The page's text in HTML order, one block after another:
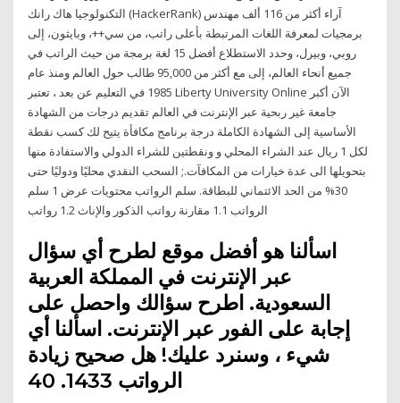
التكنولوجيا هاك رانك (HackerRank) آراء أكثر من 116 ألف مهندس
برمجيات لمعرفة اللغات المرتبطة بأعلى راتب، من سي++، وبايثون، إلى
روبي، وبيرل، وحدد الاستطلاع أفضل 15 لغة برمجة من حيث الراتب في
جميع أنحاء العالم، إلى مع أكثر من 95,000 طالب حول العالم ومنذ عام
1985 في التعليم عن بعد ، تعتبر Liberty University Online الآن أكبر
جامعة غير ربحية عبر الإنترنت في العالم تقديم درجات من الشهادة
الأساسية إلى الشهادة الكاملة درجة برنامج مكافأة يتيح لك كسب نقطة
لكل 1 ريال عند الشراء المحلي و ونقطتين للشراء الدولي والاستفادة منها
بتحويلها الى عدة خيارات من المكافآت.; السحب النقدي محليًا ودوليًا حتى
30% من الحد الائتماني للبطاقة. سلم الرواتب محتويات عرض 1 سلم
الرواتب 1.1 ﻣﻘﺎﺭﻧﺔ ﺭﻭﺍﺗﺐ ﺍﻟﺬﻛﻮﺭ ﻭﺍﻹﻧﺎﺙ 1.2 رواتب
اسألنا هو أفضل موقع لطرح أي سؤال
عبر الإنترنت في المملكة العربية
السعودية. اطرح سؤالك واحصل على
إجابة على الفور عبر الإنترنت. اسألنا أي
شيء ، وسنرد عليك! هل صحيح زيادة
الرواتب 1433. 40